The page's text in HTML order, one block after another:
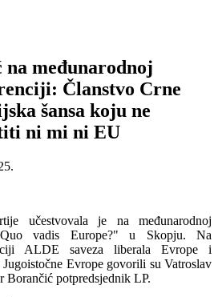
međunarodnoj
Članstvo Crne
šansa koju ne
ni mi ni EU
.
učestvovala je na međunarodnoj
vadis Europe?" u Skopju. Na
ALDE saveza liberala Evrope i
Evrope govorili su Vatroslav
Borančić potpredsjednik LP.